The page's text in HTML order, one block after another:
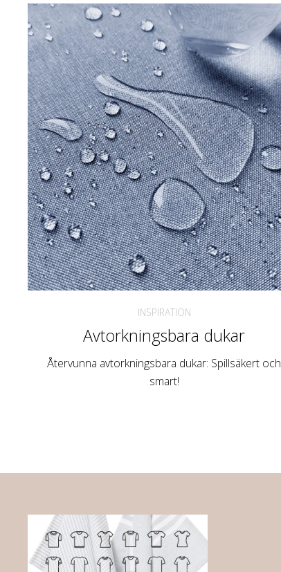
INSPIRATION
Avtorkningsbara dukar
Återvunna avtorkningsbara dukar: Spillsäkert och
smart!